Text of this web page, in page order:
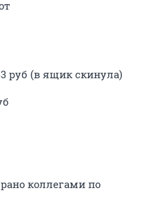
руб (в ящик скинула)
коллегами по